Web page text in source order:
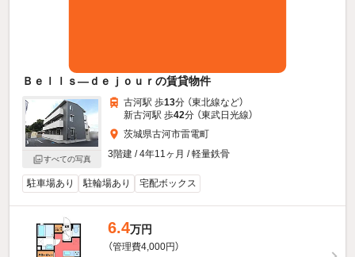
Ｂｅｌｌｓ—ｄｅｊｏｕｒの賃貸物件
すべての写真
古河駅 歩13分 （東北線など）
新古河駅 歩42分 （東武日光線）
茨城県古河市雷電町
3階建 / 4年11ヶ月 / 軽量鉄骨
駐車場あり 駐輪場あり 宅配ボックス
6.4万円
（管理費4,000円）